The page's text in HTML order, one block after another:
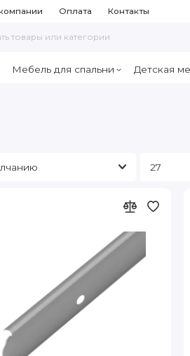
Оплата Контакты
Мебель для спальни Детская